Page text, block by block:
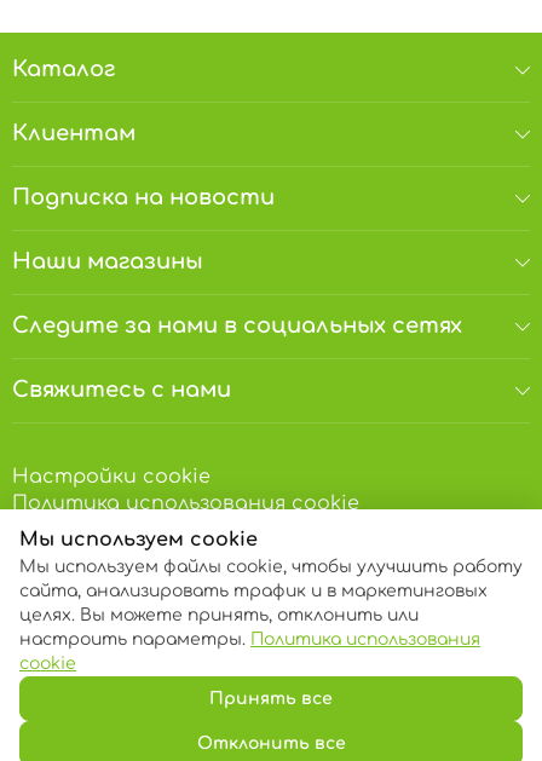
Каталог
Клиентам
Подписка на новости
Наши магазины
Следите за нами в социальных сетях
Свяжитесь с нами
Настройки cookie
Политика использования cookie
Скачайте наше приложение
© 2013 – 2026 ECOM
Мы используем cookie
Мы используем файлы cookie, чтобы улучшить работу
сайта, анализировать трафик и в маркетинговых
целях. Вы можете принять, отклонить или
настроить параметры. Политика использования
cookie
Принять все
Отклонить все